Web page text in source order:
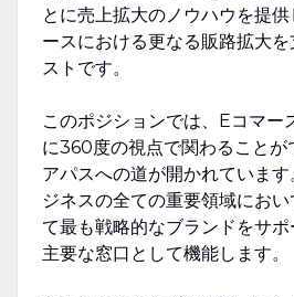
とに売上拡大のノウハウを提
ースにおける更なる販路拡大
ストです。
このポジションでは、Eコマー
に360度の視点で関わることが
アパスへの道が開かれていま
ジネスの全ての重要領域にお
て最も戦略的なブランドをサ
主要な窓口として機能します。